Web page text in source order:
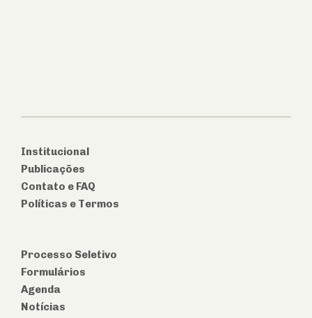
Institucional
Publicações
Contato e FAQ
Políticas e Termos
Processo Seletivo
Formulários
Agenda
Notícias